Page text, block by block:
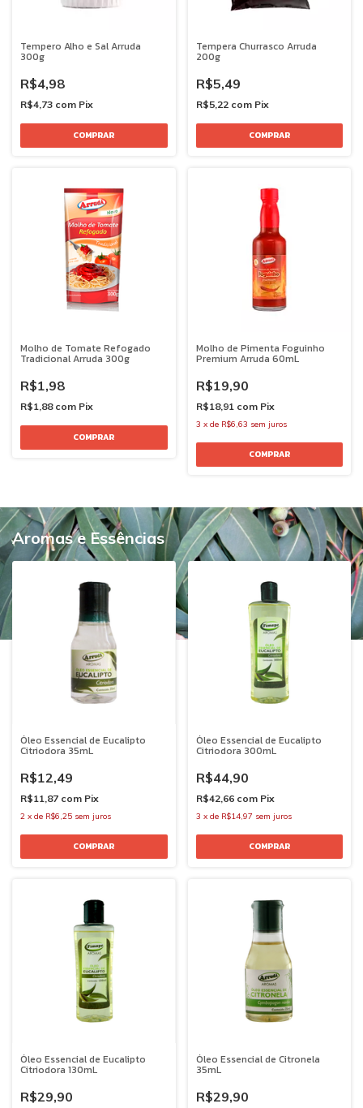
Tempero Alho e Sal Arruda
300g
R$4,98
R$4,73 com Pix
Tempera Churrasco Arruda
200g
R$5,49
R$5,22 com Pix
Molho de Tomate Refogado
Tradicional Arruda 300g
R$1,98
R$1,88 com Pix
Molho de Pimenta Foguinho
Premium Arruda 60mL
R$19,90
R$18,91 com Pix
3 x de R$6,63 sem juros
Aromas e Essências
Óleo Essencial de Eucalipto
Citriodora 35mL
R$12,49
R$11,87 com Pix
2 x de R$6,25 sem juros
Óleo Essencial de Eucalipto
Citriodora 300mL
R$44,90
R$42,66 com Pix
3 x de R$14,97 sem juros
Óleo Essencial de Eucalipto
Citriodora 130mL
R$29,90
Óleo Essencial de Citronela
35mL
R$29,90